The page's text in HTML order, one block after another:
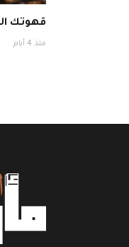
قهوتك
منذ 4 أيام